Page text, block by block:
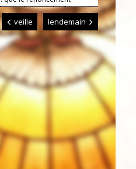
de nous des fruits
veille lendemain